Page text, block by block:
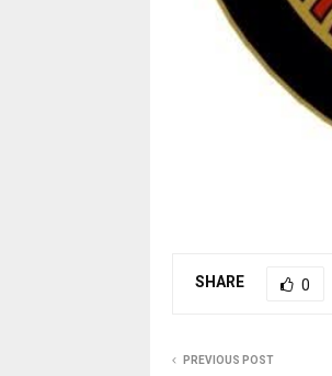
SHARE 0
PREVIOUS POST